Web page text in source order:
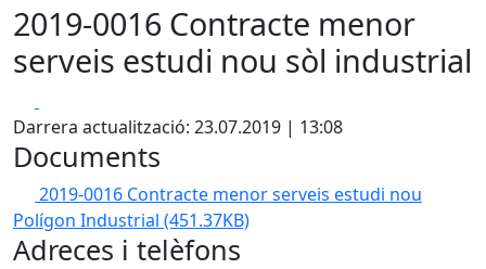
2019-0016 Contracte menor
serveis estudi nou sòl industrial
Darrera actualització: 23.07.2019 | 13:08
Documents
2019-0016 Contracte menor serveis estudi nou
Polígon Industrial (451.37KB)
Adreces i telèfons